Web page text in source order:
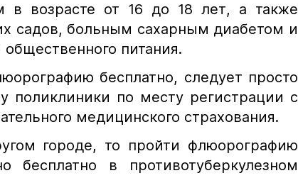
в возрасте от 16 до 18 лет, а также
садов, больным сахарным диабетом и
питания.
бесплатно, следует просто
поликлиники по месту регистрации с
медицинского страхования.
городе, то пройти флюорографию
бесплатно в противотуберкулезном